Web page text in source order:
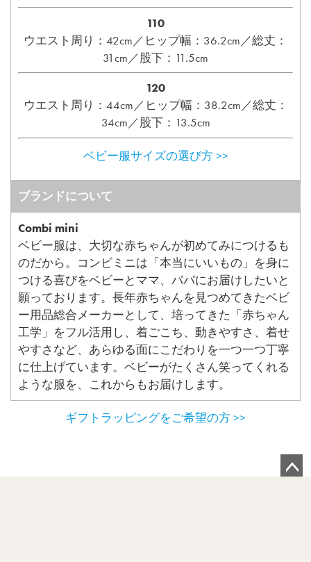
110
ウエスト周り：42cm／ヒップ幅：36.2cm／総丈：
31cm／股下：11.5cm
120
ウエスト周り：44cm／ヒップ幅：38.2cm／総丈：
34cm／股下：13.5cm
ベビー服サイズの選び方 >>
ブランドについて
Combi mini
ベビー服は、大切な赤ちゃんが初めてみにつけるも
のだから。コンビミニは「本当にいいもの」を身に
つける喜びをベビーとママ、パパにお届けしたいと
願っております。長年赤ちゃんを見つめてきたベビ
ー用品総合メーカーとして、培ってきた「赤ちゃん
工学」をフル活用し、着ごこち、動きやすさ、着せ
やすさなど、あらゆる面にこだわりを一つ一つ丁寧
に仕上げています。ベビーがたくさん笑ってくれる
ような服を、これからもお届けします。
ギフトラッピングをご希望の方 >>